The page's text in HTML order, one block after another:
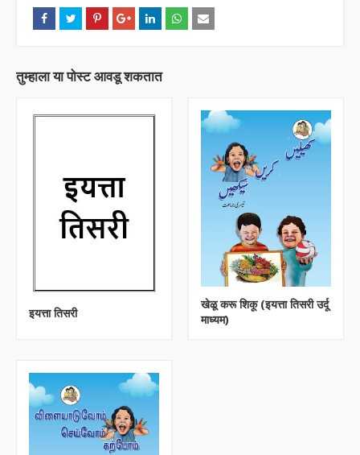
तुम्‍हाला या पोस्‍ट आवडू शकतात
इयत्ता तिसरी
खेळू करू शिकू (इयत्ता तिसरी उर्दू
माध्यम)